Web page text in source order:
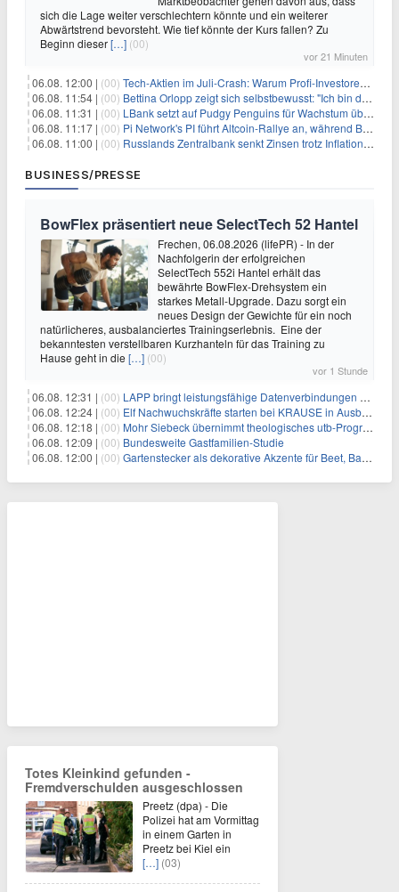
sich die Lage weiter verschlechtern könnte und ein weiterer
Abwärtstrend bevorsteht. Wie tief könnte der Kurs fallen? Zu
Beginn dieser[…] (00)
vor 21 Minuten
06.08. 12:00 | (00) Tech-Aktien im Juli-Crash: Warum Profi-Investoren jetzt zugreifen – Stresstest statt Bärenmarkt
06.08. 11:54 | (00) Bettina Orlopp zeigt sich selbstbewusst: "Ich bin die Vorstandsvorsitzende"
06.08. 11:31 | (00) LBank setzt auf Pudgy Penguins für Wachstum über den Handel hinaus
06.08. 11:17 | (00) Pi Network's PI führt Altcoin-Rallye an, während Bitcoin $65.000 anpeilt
06.08. 11:00 | (00) Russlands Zentralbank senkt Zinsen trotz Inflations-Schock – ein riskantes Spiel
BUSINESS/PRESSE
BowFlex präsentiert neue SelectTech 52 Hantel
Frechen, 06.08.2026 (lifePR) - In der
Nachfolgerin der erfolgreichen
SelectTech 552i Hantel erhält das
bewährte BowFlex-Drehsystem ein
starkes Metall-Upgrade. Dazu sorgt ein
neues Design der Gewichte für ein noch
natürlicheres, ausbalanciertes Trainingserlebnis. Eine der
bekanntesten verstellbaren Kurzhanteln für das Training zu
Hause geht in die […] (00)
vor 1 Stunde
06.08. 12:31 | (00) LAPP bringt leistungsfähige Datenverbindungen auf die Schiene
06.08. 12:24 | (00) Elf Nachwuchskräfte starten bei KRAUSE in Ausbildung und Jahrespraktikum
06.08. 12:18 | (00) Mohr Siebeck übernimmt theologisches utb-Programm und die Zeitschrift für Neues Testament (ZNT) von Narr Francke Attempto
06.08. 12:09 | (00) Bundesweite Gastfamilien-Studie
06.08. 12:00 | (00) Gartenstecker als dekorative Akzente für Beet, Balkon und Terrasse | KNOBLOCH
Totes Kleinkind gefunden -
Fremdverschulden ausgeschlossen
Preetz (dpa) - Die
Polizei hat am Vormittag
in einem Garten in
Preetz bei Kiel ein
[…] (03)